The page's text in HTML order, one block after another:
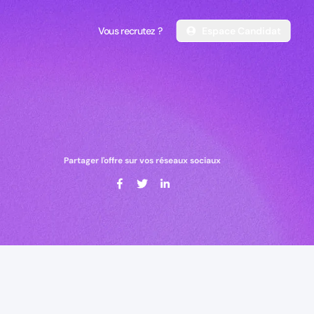
Vous recrutez ?
Vous recrutez ?
Partager l'offre sur vos réseaux sociaux